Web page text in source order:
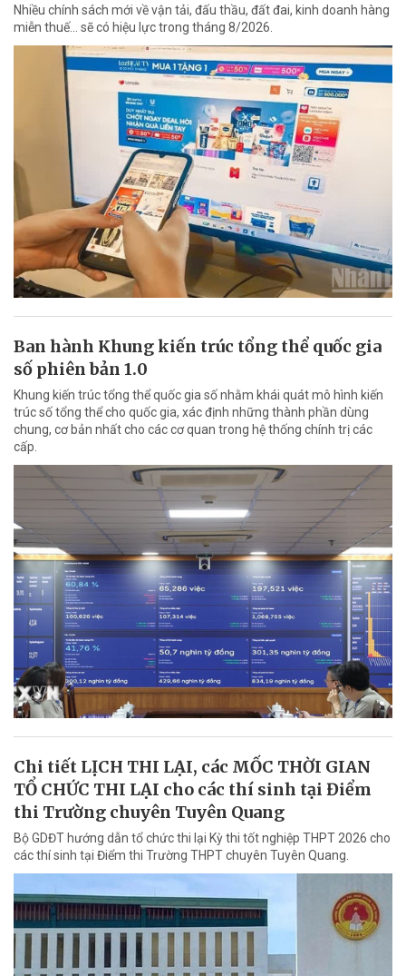
Nhiều chính sách mới về vận tải, đấu thầu, đất đai, kinh doanh hàng
miễn thuế... sẽ có hiệu lực trong tháng 8/2026.
Ban hành Khung kiến trúc tổng thể quốc gia
số phiên bản 1.0
Khung kiến trúc tổng thể quốc gia số nhằm khái quát mô hình kiến
trúc số tổng thể cho quốc gia, xác định những thành phần dùng
chung, cơ bản nhất cho các cơ quan trong hệ thống chính trị các
cấp.
Chi tiết LỊCH THI LẠI, các MỐC THỜI GIAN
TỔ CHỨC THI LẠI cho các thí sinh tại Điểm
thi Trường chuyên Tuyên Quang
Bộ GDĐT hướng dẫn tổ chức thi lại Kỳ thi tốt nghiệp THPT 2026 cho
các thí sinh tại Điểm thi Trường THPT chuyên Tuyên Quang.